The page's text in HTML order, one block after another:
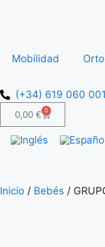
Mobilidad
(+34) 619 060
0,00 € 0
Inicio / Bebés /